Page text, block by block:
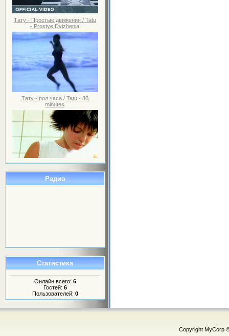
Тату - Простые движения / Tatu
- Prostye Dvizhenia
Тату - пол часа / Tatu - 30
minutes
Радио
Статистика
Онлайн всего: 6
Гостей: 6
Пользователей: 0
Copyright MyCorp